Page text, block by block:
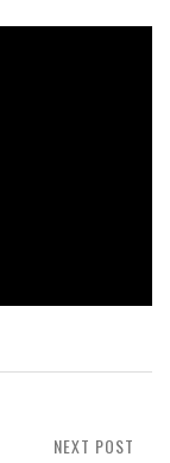
NEXT POST